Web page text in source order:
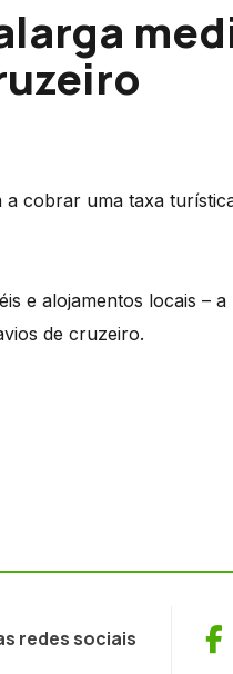
cobrar uma taxa
e alojamentos locais –
de cruzeiro.
redes sociais